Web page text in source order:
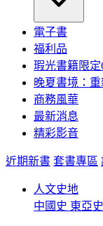
電子書
福利品
瑕光書籍限定
晚夏書境：
商務風華
最新消息
精彩影音
近期新書 套書專區
人文史地
中國史 東亞史